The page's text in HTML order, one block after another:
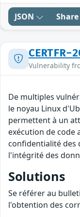
JSON Share
Vulnerability
De multiples
le noyau Linux
permettent à un
exécution de code
confidentialité des
l'intégrité des
Solutions
Se référer au
l'obtention des